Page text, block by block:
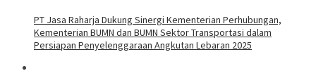
PT Jasa Raharja Dukung Sinergi Kementerian Perhubungan,
Kementerian BUMN dan BUMN Sektor Transportasi dalam
Persiapan Penyelenggaraan Angkutan Lebaran 2025